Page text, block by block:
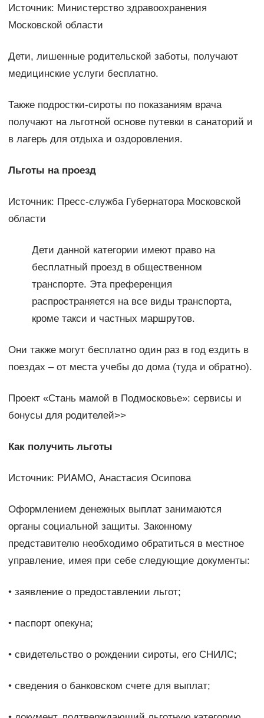
Источник: Министерство здравоохранения
Московской области
Дети, лишенные родительской заботы, получают
медицинские услуги бесплатно.
Также подростки-сироты по показаниям врача
получают на льготной основе путевки в санаторий и
в лагерь для отдыха и оздоровления.
Льготы на проезд
Источник: Пресс-служба Губернатора Московской
области
Дети данной категории имеют право на
бесплатный проезд в общественном
транспорте. Эта преференция
распространяется на все виды транспорта,
кроме такси и частных маршрутов.
Они также могут бесплатно один раз в год ездить в
поездах – от места учебы до дома (туда и обратно).
Проект «Стань мамой в Подмосковье»: сервисы и
бонусы для родителей>>
Как получить льготы
Источник: РИАМО, Анастасия Осипова
Оформлением денежных выплат занимаются
органы социальной защиты. Законному
представителю необходимо обратиться в местное
управление, имея при себе следующие документы:
• заявление о предоставлении льгот;
• паспорт опекуна;
• свидетельство о рождении сироты, его СНИЛС;
• сведения о банковском счете для выплат;